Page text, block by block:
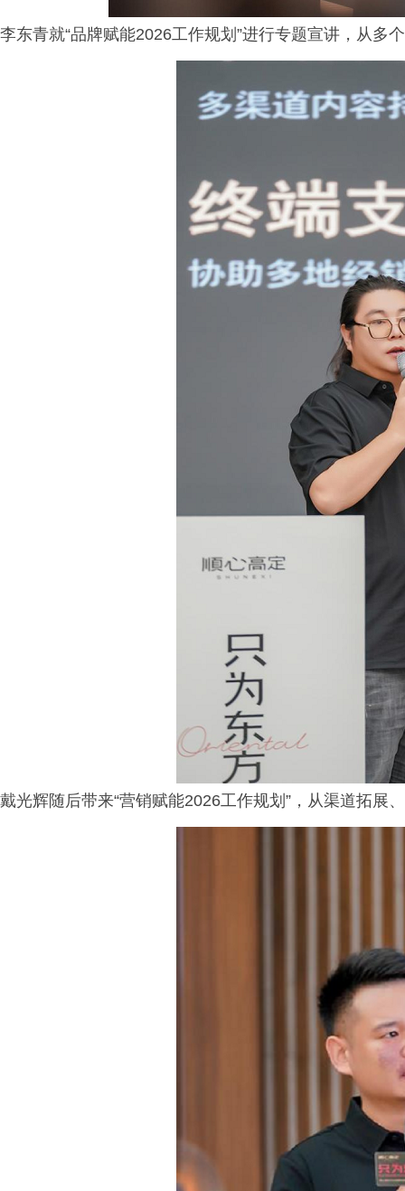
李东青就“品牌赋能2026工作规划”进行专题宣讲，从多
戴光辉随后带来“营销赋能2026工作规划”，从渠道拓展